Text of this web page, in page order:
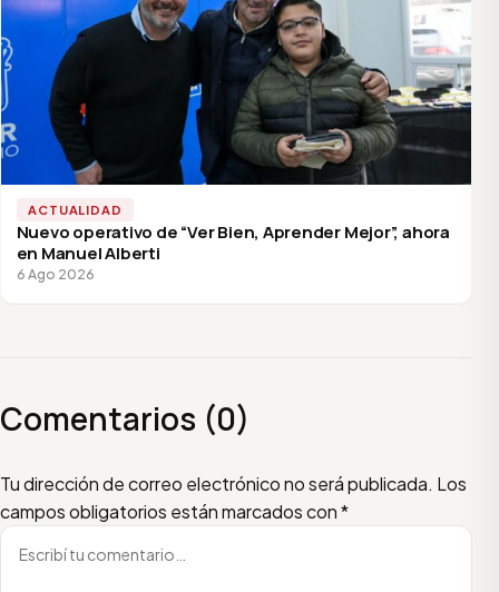
ACTUALIDAD
Nuevo operativo de “Ver Bien, Aprender Mejor”, ahora
en Manuel Alberti
6 Ago 2026
Comentarios (0)
Tu dirección de correo electrónico no será publicada. Los
campos obligatorios están marcados con*
Escribí tu comentario
Nombre
Email